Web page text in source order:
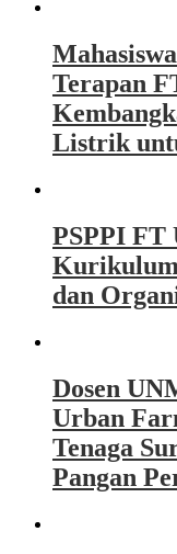
Terapan
Listrik
PSPPI FT
dan
Dosen
Urban
Tenaga
Pangan